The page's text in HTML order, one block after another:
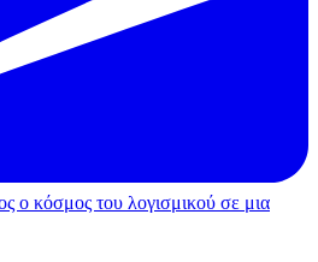
ο κόσμος του λογισμικού σε μια